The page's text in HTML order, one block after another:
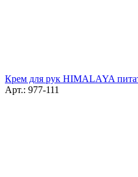
Крем для рук HIMALAYA
Арт.: 977-111